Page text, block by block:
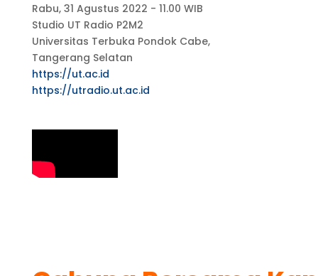
Rabu, 31 Agustus 2022 - 11.00 WIB
Studio UT Radio P2M2
Universitas Terbuka Pondok Cabe,
Tangerang Selatan
https://ut.ac.id
https://utradio.ut.ac.id